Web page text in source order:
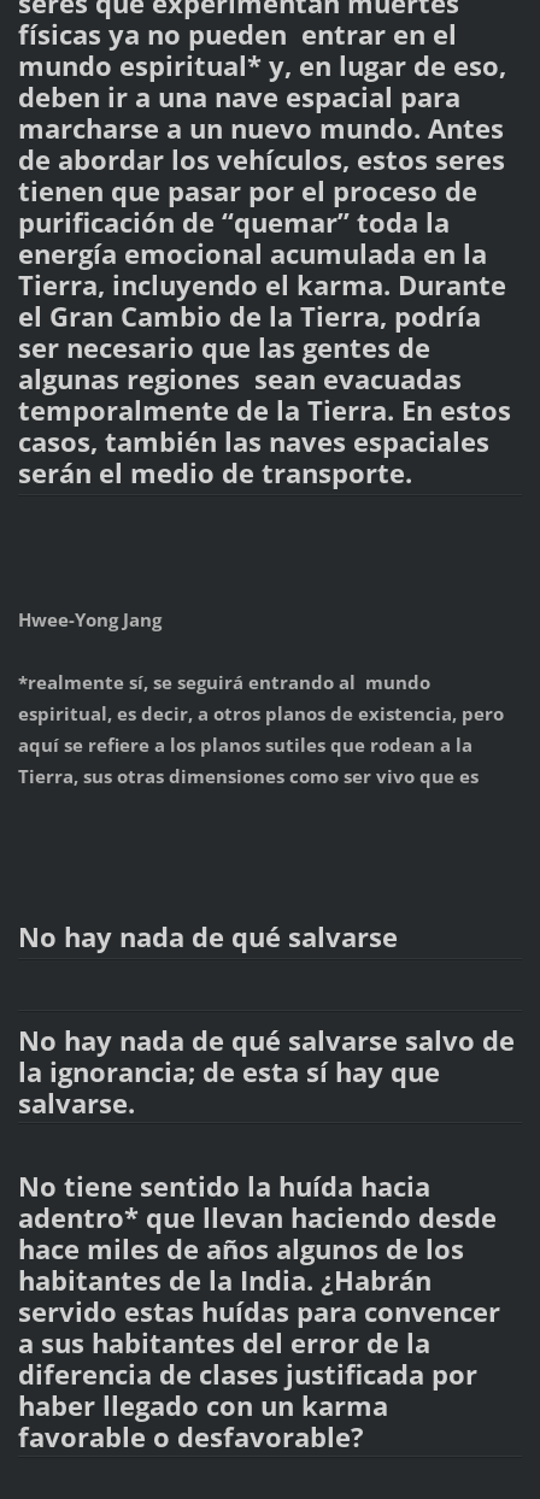
físicas ya no pueden entrar en el
mundo espiritual* y, en lugar de eso,
deben ir a una nave espacial para
marcharse a un nuevo mundo. Antes
de abordar los vehículos, estos seres
tienen que pasar por el proceso de
purificación de “quemar” toda la
energía emocional acumulada en la
Tierra, incluyendo el karma. Durante
el Gran Cambio de la Tierra, podría
ser necesario que las gentes de
algunas regiones sean evacuadas
temporalmente de la Tierra. En estos
casos, también las naves espaciales
serán el medio de transporte.
Hwee-Yong Jang
*realmente sí, se seguirá entrando al mundo
espiritual, es decir, a otros planos de existencia, pero
aquí se refiere a los planos sutiles que rodean a la
Tierra, sus otras dimensiones como ser vivo que es
No hay nada de qué salvarse
No hay nada de qué salvarse salvo de
la ignorancia; de esta sí hay que
salvarse.
No tiene sentido la huída hacia
adentro* que llevan haciendo desde
hace miles de años algunos de los
habitantes de la India. ¿Habrán
servido estas huídas para convencer
a sus habitantes del error de la
diferencia de clases justificada por
haber llegado con un karma
favorable o desfavorable?